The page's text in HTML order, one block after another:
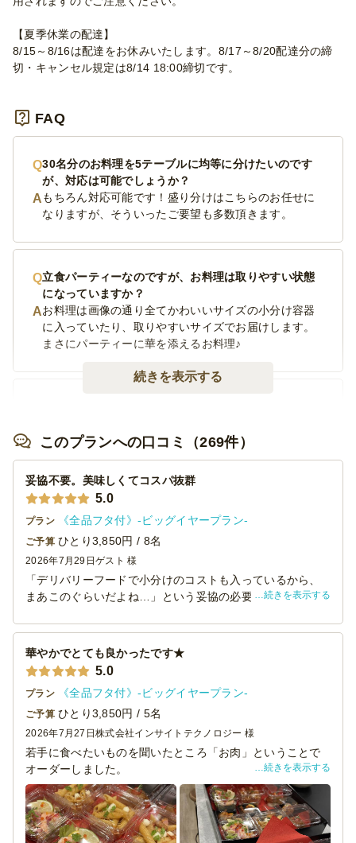
【夏季休業の配達】
8/15～8/16は配達をお休みいたします。8/17～8/20配達分の締
切・キャンセル規定は8/14 18:00締切です。
FAQ
30名分のお料理を5テーブルに均等に分けたいのです
が、対応は可能でしょうか？
もちろん対応可能です！盛り分けはこちらのお任せに
なりますが、そういったご要望も多数頂きます。
立食パーティーなのですが、お料理は取りやすい状態
になっていますか？
お料理は画像の通り全てかわいいサイズの小分け容器
に入っていたり、取りやすいサイズでお届けします。
まさにパーティーに華を添えるお料理♪
で、可能な限り柔軟にご提案させていただきます。 ※
繁忙期には対応が難しい場合もございます。予めご了
承ください。
続きを表示する
このプランへの口コミ（269件）
妥協不要。美味しくてコスパ抜群
5.0
プラン 《全品フタ付》-ビッグイヤープラン-
ご予算 ひとり3,850円 / 8名
2026年7月29日ゲスト 様
「デリバリーフードで小分けのコストも入っているから、
まあこのぐらいだよね…」という妥協の必要がありませ
お味も良くボリュームもあり普段から美味しいものを食べ
慣れている女性陣から「美味しかった！大満足」と褒めら
れました。
有名レストランがデリバリーメニューを始めたのかと勘違
いされたかたもいらっしゃるぐらい。
またこのような機会に利用させていただきます。
続きを表示する
華やかでとても良かったです★
5.0
プラン 《全品フタ付》-ビッグイヤープラン-
ご予算 ひとり3,850円 / 5名
2026年7月27日株式会社インサイトテクノロジー 様
若手に食べたいものを聞いたところ「お肉」ということで
オーダーしました。
これ以外に他店さんも利用して、バラエティに富んだ内容
にしました。
こちらのケータリングは華やかでどれもおいしかったで
す！
続きを表示する